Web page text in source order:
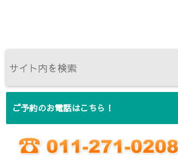
ご予約のお電話はこちら！